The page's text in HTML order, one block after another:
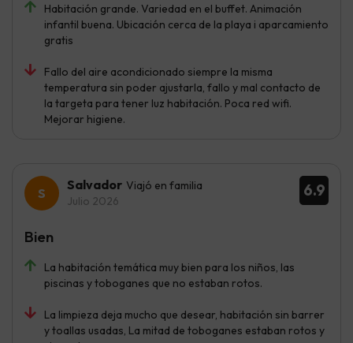
Habitación grande. Variedad en el buffet. Animación
infantil buena. Ubicación cerca de la playa i aparcamiento
gratis
Fallo del aire acondicionado siempre la misma
temperatura sin poder ajustarla, fallo y mal contacto de
la targeta para tener luz habitación. Poca red wifi.
Mejorar higiene.
6.9
Salvador Viajó en familia
Julio 2026
La habitación temática muy bien para los niños, las
piscinas y toboganes que no estaban rotos.
La limpieza deja mucho que desear, habitación sin barrer
y toallas usadas, La mitad de toboganes estaban rotos y
Bien